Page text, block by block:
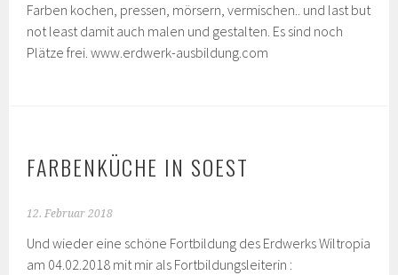
Farben kochen, pressen, mörsern, vermischen.. und last but
not least damit auch malen und gestalten. Es sind noch
Plätze frei. www.erdwerk-ausbildung.com
FARBENKÜCHE IN SOEST
12. Februar 2018
Und wieder eine schöne Fortbildung des Erdwerks Wiltropia
am 04.02.2018 mit mir als Fortbildungsleiterin :